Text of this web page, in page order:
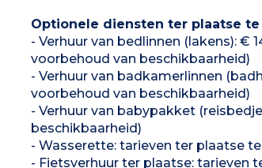
Optionele diensten ter plaatse
- Verhuur van bedlinnen (lakens):
voorbehoud van beschikbaarheid)
- Verhuur van badkamerlinnen
voorbehoud van beschikbaarheid)
- Verhuur van babypakket
beschikbaarheid)
- Wasserette: tarieven ter plaatse
- Fietsverhuur ter plaatse: tarieven